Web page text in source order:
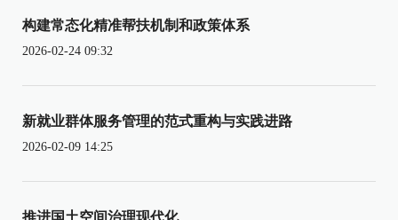
构建常态化精准帮扶机制和政策体系
2026-02-24 09:32
新就业群体服务管理的范式重构与实践进路
2026-02-09 14:25